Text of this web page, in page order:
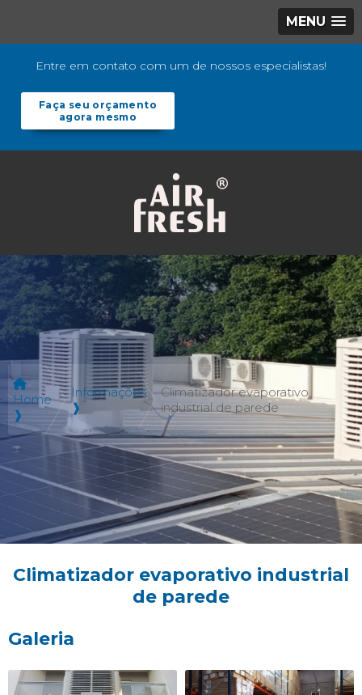
MENU
Entre em contato com um de nossos especialistas!
Faça seu orçamento
agora mesmo
Home
❱
Informações
❱
Climatizador evaporativo
industrial de parede
Climatizador evaporativo industrial
de parede
Galeria